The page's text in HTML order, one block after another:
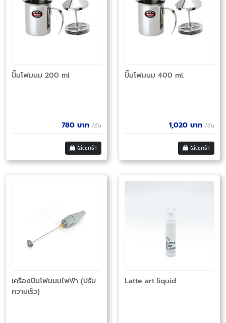
ปั๊มโฟมนม 200 ml.
780 บาท /อัน
ใส่ตะกร้า
ปั๊มโฟมนม 400 ml.
1,020 บาท /อัน
ใส่ตะกร้า
เครื่องปั่นโฟมนมไฟฟ้า (ปรับ
ความเร็ว)
Latte art liquid